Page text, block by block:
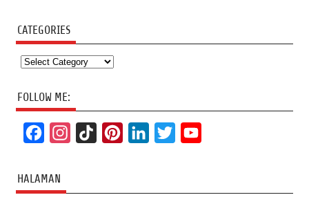
CATEGORIES
Categories
FOLLOW ME:
c
e
t
T
t
k
t
T
HALAMAN